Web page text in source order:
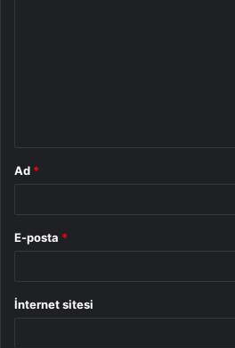
Ad *
E-posta *
İnternet sitesi